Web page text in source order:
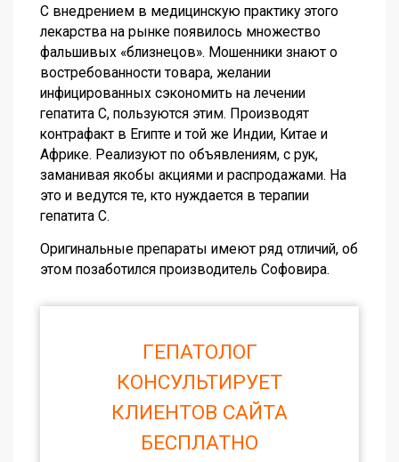
С внедрением в медицинскую практику этого
лекарства на рынке появилось множество
фальшивых «близнецов». Мошенники знают о
востребованности товара, желании
инфицированных сэкономить на лечении
гепатита С, пользуются этим. Производят
контрафакт в Египте и той же Индии, Китае и
Африке. Реализуют по объявлениям, с рук,
заманивая якобы акциями и распродажами. На
это и ведутся те, кто нуждается в терапии
гепатита С.
Оригинальные препараты имеют ряд отличий, об
этом позаботился производитель Софовира.
ГЕПАТОЛОГ
КОНСУЛЬТИРУЕТ
КЛИЕНТОВ САЙТА
БЕСПЛАТНО